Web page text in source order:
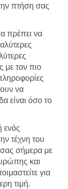
πτήση σας
πρέπει να
με τον πιο
να
είναι όσο το
ενός
τέχνη του
σας σήμερα με
και
για
τιμή.